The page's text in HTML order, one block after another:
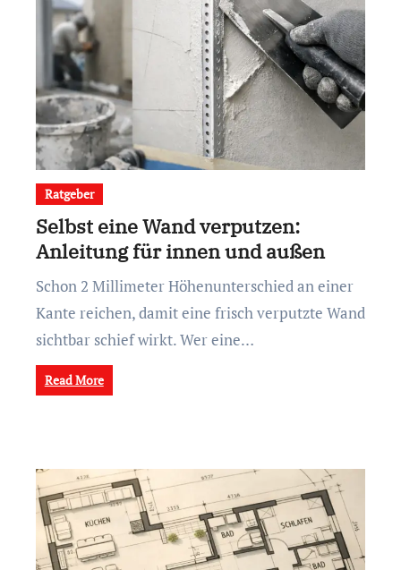
Ratgeber
Selbst eine Wand verputzen:
Anleitung für innen und außen
Schon 2 Millimeter Höhenunterschied an einer
Kante reichen, damit eine frisch verputzte Wand
sichtbar schief wirkt. Wer eine…
Read More